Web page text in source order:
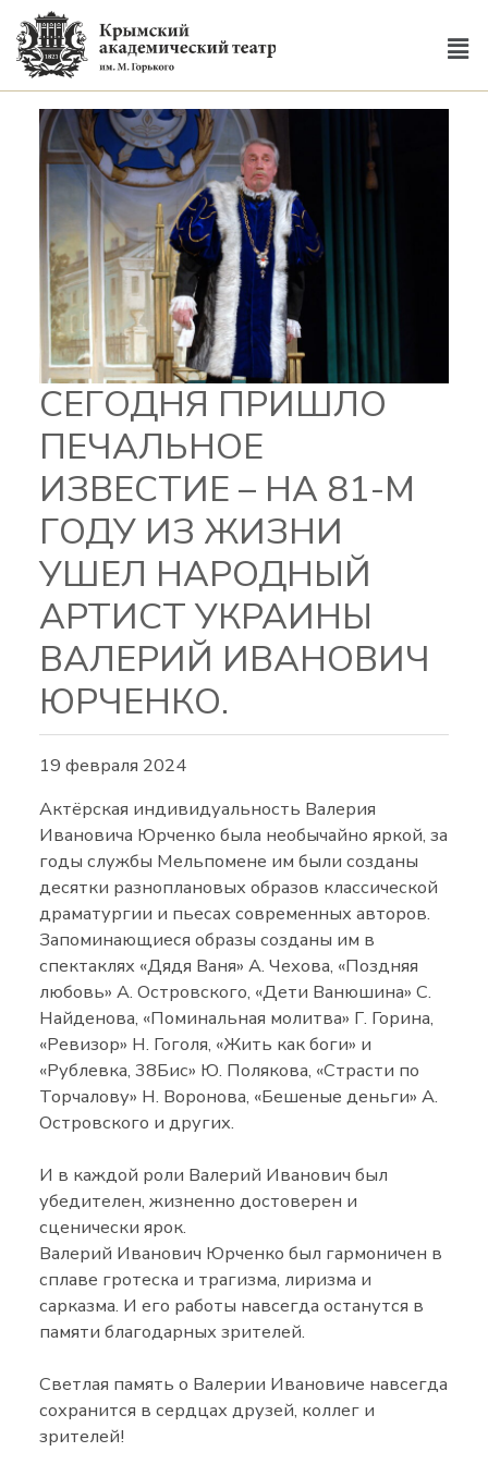
СЕГОДНЯ ПРИШЛО
ПЕЧАЛЬНОЕ
ИЗВЕСТИЕ – НА 81-М
ГОДУ ИЗ ЖИЗНИ
УШЕЛ НАРОДНЫЙ
АРТИСТ УКРАИНЫ
ВАЛЕРИЙ ИВАНОВИЧ
ЮРЧЕНКО.
19 февраля 2024
Актёрская индивидуальность Валерия
Ивановича Юрченко была необычайно яркой, за
годы службы Мельпомене им были созданы
десятки разноплановых образов классической
драматургии и пьесах современных авторов.
Запоминающиеся образы созданы им в
спектаклях «Дядя Ваня» А. Чехова, «Поздняя
любовь» А. Островского, «Дети Ванюшина» С.
Найденова, «Поминальная молитва» Г. Горина,
«Ревизор» Н. Гоголя, «Жить как боги» и
«Рублевка, 38Бис» Ю. Полякова, «Страсти по
Торчалову» Н. Воронова, «Бешеные деньги» А.
Островского и других.
И в каждой роли Валерий Иванович был
убедителен, жизненно достоверен и
сценически ярок.
Валерий Иванович Юрченко был гармоничен в
сплаве гротеска и трагизма, лиризма и
сарказма. И его работы навсегда останутся в
памяти благодарных зрителей.
Светлая память о Валерии Ивановиче навсегда
сохранится в сердцах друзей, коллег и
зрителей!